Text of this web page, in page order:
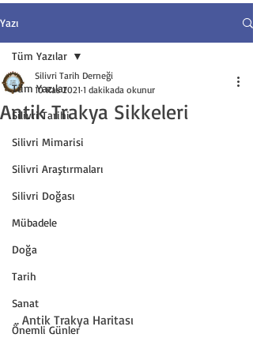
Yazı
Tüm Yazılar
Silivri Tarihi
Silivri Mimarisi
Silivri Araştırmaları
Silivri Doğası
Mübadele
Doğa
Tarih
Sanat
Önemli Günler
Tüm Yazılar
Antik Trakya Sikkeleri
Silivri Tarih Derneği
10 Kas 2021 1 dakikada okunur
.. Antik Trakya Haritası